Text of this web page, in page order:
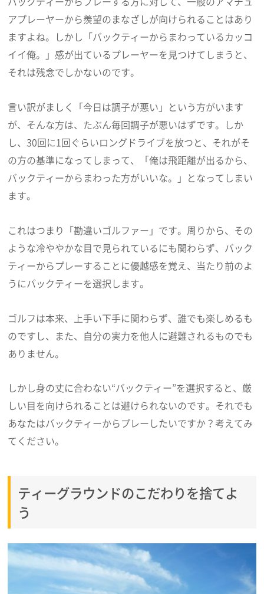
アプレーヤーから羨望のまなざしが向けられることはあり
ますよね。しかし「バックティーからまわっているカッコ
イイ俺。」感が出ているプレーヤーを見つけてしまうと、
それは残念でしかないのです。
言い訳がましく「今日は調子が悪い」という方がいます
が、そんな方は、たぶん毎回調子が悪いはずです。しか
し、30回に1回ぐらいロングドライブを放つと、それがそ
の方の基準になってしまって、「俺は飛距離が出るから、
バックティーからまわった方がいいな。」となってしまい
ます。
これはつまり「勘違いゴルファー」です。周りから、その
ような冷ややかな目で見られているにも関わらず、バック
ティーからプレーすることに優越感を覚え、当たり前のよ
うにバックティーを選択します。
ゴルフは本来、上手い下手に関わらず、誰でも楽しめるも
のですし、また、自分の実力を他人に避難されるものでも
ありません。
しかし身の丈に合わない“バックティー”を選択すると、厳
しい目を向けられることは避けられないのです。それでも
あなたはバックティーからプレーしたいですか？考えてみ
てください。
ティーグラウンドのこだわりを捨てよ
う